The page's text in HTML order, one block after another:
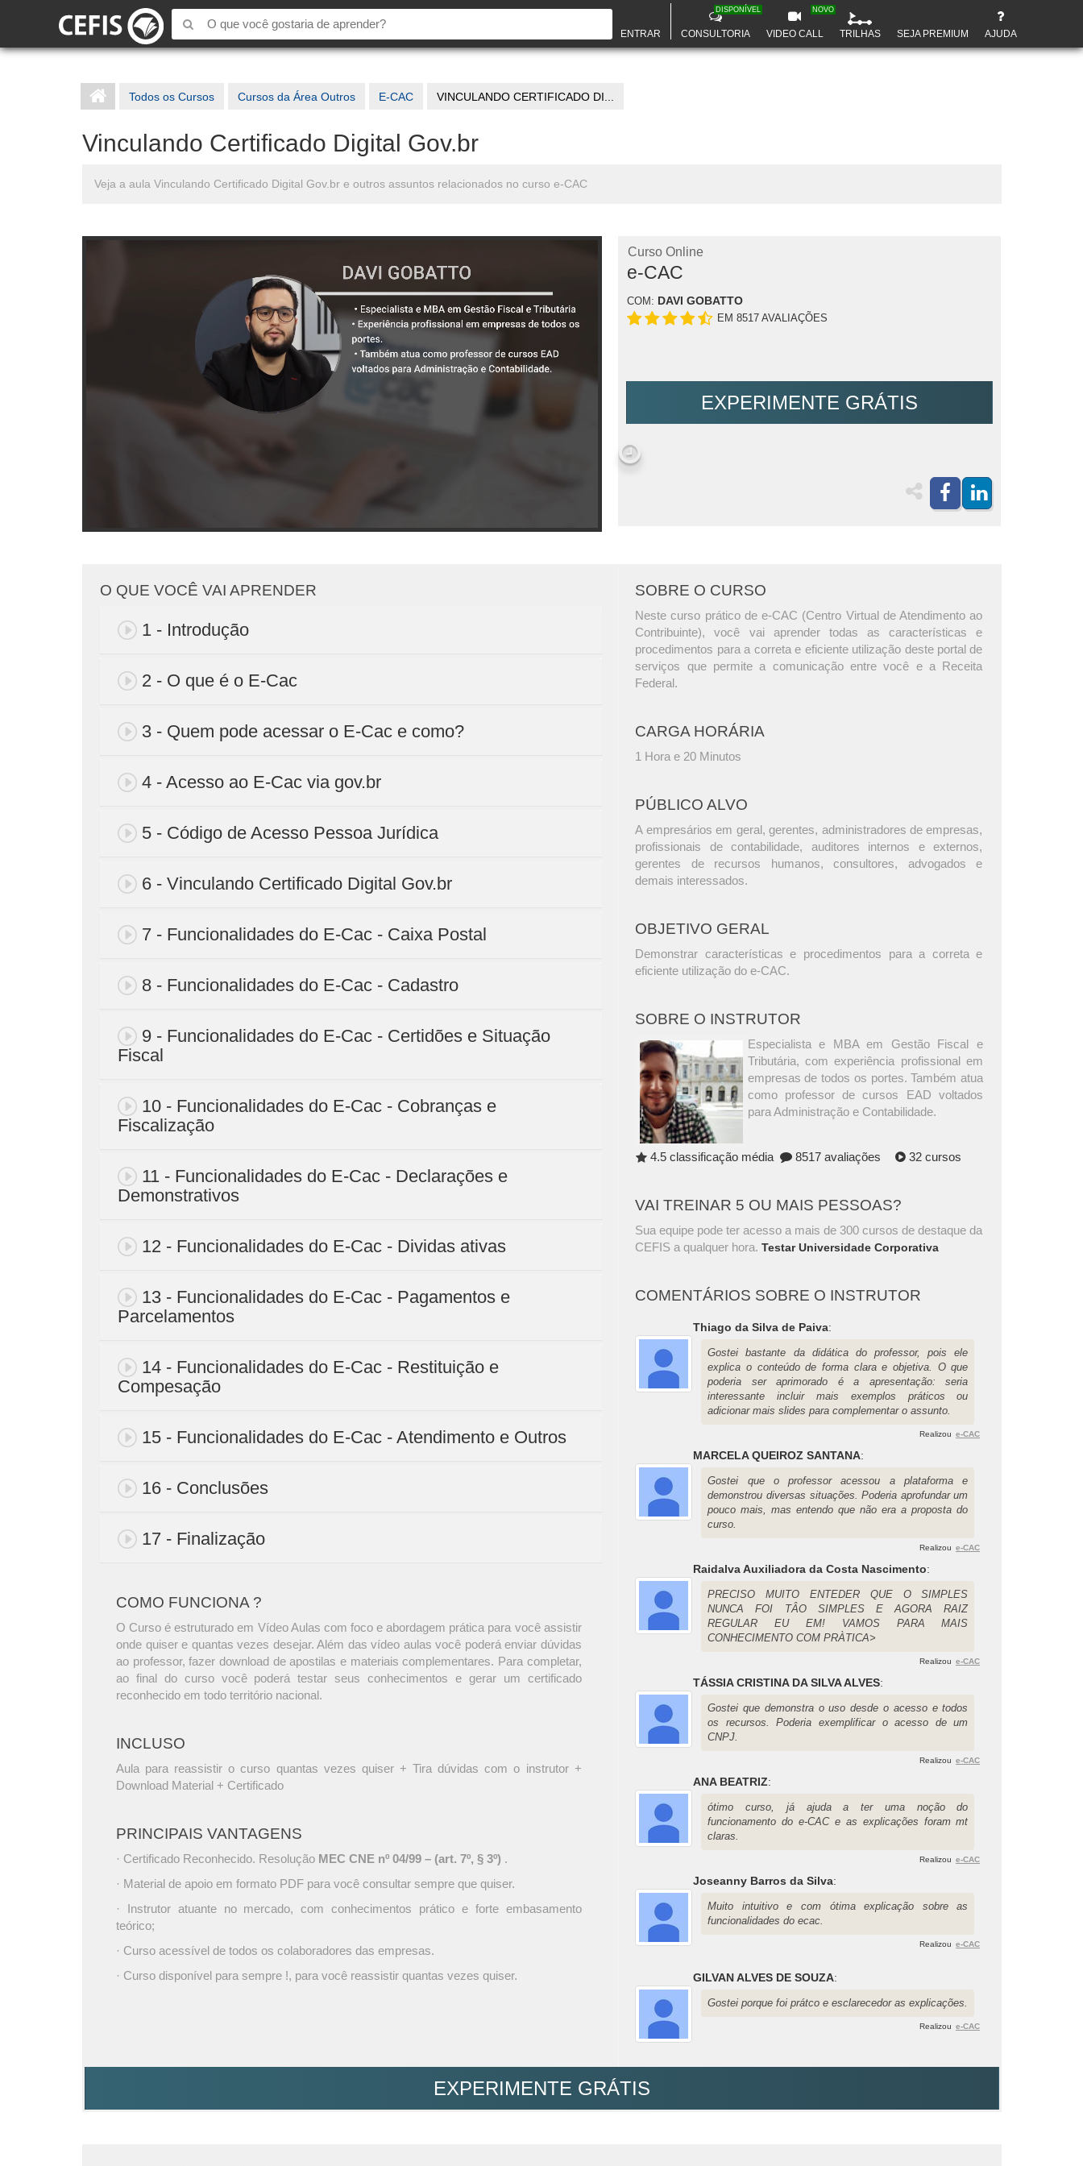
ENTRAR CONSULTORIA
DISPONÍVEL
VIDEO CALL
NOVO
TRILHAS SEJA PREMIUM AJUDA
Todos os Cursos Cursos da Área Outros E-CAC VINCULANDO CERTIFICADO DI...
Vinculando Certificado Digital Gov.br
Veja a aula Vinculando Certificado Digital Gov.br e outros assuntos relacionados no curso e-CAC
Curso Online
e-CAC
COM: DAVI GOBATTO
EM 8517 AVALIAÇÕES
EXPERIMENTE GRÁTIS
O QUE VOCÊ VAI APRENDER
1 - Introdução
2 - O que é o E-Cac
3 - Quem pode acessar o E-Cac e como?
4 - Acesso ao E-Cac via gov.br
5 - Código de Acesso Pessoa Jurídica
6 - Vinculando Certificado Digital Gov.br
7 - Funcionalidades do E-Cac - Caixa Postal
8 - Funcionalidades do E-Cac - Cadastro
9 - Funcionalidades do E-Cac - Certidões e Situação
Fiscal
10 - Funcionalidades do E-Cac - Cobranças e
Fiscalização
11 - Funcionalidades do E-Cac - Declarações e
Demonstrativos
12 - Funcionalidades do E-Cac - Dividas ativas
13 - Funcionalidades do E-Cac - Pagamentos e
Parcelamentos
14 - Funcionalidades do E-Cac - Restituição e
Compesação
15 - Funcionalidades do E-Cac - Atendimento e Outros
16 - Conclusões
17 - Finalização
COMO FUNCIONA ?
O Curso é estruturado em Vídeo Aulas com foco e abordagem prática para você assistir
onde quiser e quantas vezes desejar. Além das vídeo aulas você poderá enviar dúvidas
ao professor, fazer download de apostilas e materiais complementares. Para completar,
ao final do curso você poderá testar seus conhecimentos e gerar um certificado
reconhecido em todo território nacional.
INCLUSO
Aula para reassistir o curso quantas vezes quiser + Tira dúvidas com o instrutor +
Download Material + Certificado
PRINCIPAIS VANTAGENS
· Certificado Reconhecido. Resolução MEC CNE nº 04/99 – (art. 7º, § 3º) .
· Material de apoio em formato PDF para você consultar sempre que quiser.
· Instrutor atuante no mercado, com conhecimentos prático e forte embasamento
teórico;
· Curso acessível de todos os colaboradores das empresas.
· Curso disponível para sempre !, para você reassistir quantas vezes quiser.
SOBRE O CURSO
Neste curso prático de e-CAC (Centro Virtual de Atendimento ao
Contribuinte), você vai aprender todas as características e
procedimentos para a correta e eficiente utilização deste portal de
serviços que permite a comunicação entre você e a Receita
Federal.
CARGA HORÁRIA
1 Hora e 20 Minutos
PÚBLICO ALVO
A empresários em geral, gerentes, administradores de empresas,
profissionais de contabilidade, auditores internos e externos,
gerentes de recursos humanos, consultores, advogados e
demais interessados.
OBJETIVO GERAL
Demonstrar características e procedimentos para a correta e
eficiente utilização do e-CAC.
SOBRE O INSTRUTOR
Especialista e MBA em Gestão Fiscal e
Tributária, com experiência profissional em
empresas de todos os portes. Também atua
como professor de cursos EAD voltados
para Administração e Contabilidade.
4.5 classificação média 8517 avaliações 32 cursos
VAI TREINAR 5 OU MAIS PESSOAS?
Sua equipe pode ter acesso a mais de 300 cursos de destaque da
CEFIS a qualquer hora.Testar Universidade Corporativa
COMENTÁRIOS SOBRE O INSTRUTOR
Thiago da Silva de Paiva:
Gostei bastante da didática do professor, pois ele
explica o conteúdo de forma clara e objetiva. O que
poderia ser aprimorado é a apresentação: seria
interessante incluir mais exemplos práticos ou
adicionar mais slides para complementar o assunto.
Realizou e-CAC
MARCELA QUEIROZ SANTANA:
Gostei que o professor acessou a plataforma e
demonstrou diversas situações. Poderia aprofundar um
pouco mais, mas entendo que não era a proposta do
curso.
Realizou e-CAC
Raidalva Auxiliadora da Costa Nascimento:
PRECISO MUITO ENTEDER QUE O SIMPLES
NUNCA FOI TÂO SIMPLES E AGORA RAIZ
REGULAR EU EM! VAMOS PARA MAIS
CONHECIMENTO COM PRÀTICA>
Realizou e-CAC
TÁSSIA CRISTINA DA SILVA ALVES:
Gostei que demonstra o uso desde o acesso e todos
os recursos. Poderia exemplificar o acesso de um
CNPJ.
Realizou e-CAC
ANA BEATRIZ:
ótimo curso, já ajuda a ter uma noção do
funcionamento do e-CAC e as explicações foram mt
claras.
Realizou e-CAC
Joseanny Barros da Silva:
Muito intuitivo e com ótima explicação sobre as
funcionalidades do ecac.
Realizou e-CAC
GILVAN ALVES DE SOUZA:
Gostei porque foi prátco e esclarecedor as explicações.
Realizou e-CAC
EXPERIMENTE GRÁTIS